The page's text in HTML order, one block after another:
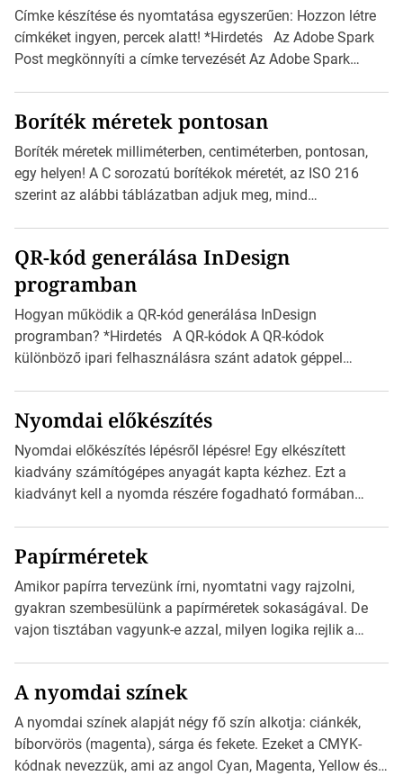
Címke készítése és nyomtatása egyszerűen: Hozzon létre
címkéket ingyen, percek alatt! *Hirdetés Az Adobe Spark
Post megkönnyíti a címke tervezését Az Adobe Spark
igazán foroghatnak a kreatív fogaskerekek, miközben
zajlik a saját címke készítése. Hogyan készítsünk címkét?
Válasszon méretet és alakot: Válassza ki a kívánt címke
méretét. Akár néhány […]
Boríték méretek pontosan
Boríték méretek milliméterben, centiméterben, pontosan,
egy helyen! A C sorozatú borítékok méretét, az ISO 216
szerint az alábbi táblázatban adjuk meg, mind
mutatja az A4-es papírlaphoz viszonyítva. Az amerikai és
észak-amerikai boríték méretére az ISO 216 nem
vonatkozik. Boríték méretének táblázata C0-tól […]
QR-kód generálása InDesign
programban
Hogyan működik a QR-kód generálása InDesign
programban? *Hirdetés A QR-kódok A QR-kódok
különböző ipari felhasználásra szánt adatok géppel
okostelefonjára telepíthet egy QR-kód-leolvasó
alkalmazást, ami leolvasni és dekódolni képes az URL-
információt és átirányítja a telefon böngészőjét a cég
weblapjára. A QR-kód beolvasása után a felhasználó
Nyomdai előkészítés
Nyomdai előkészítés lépésről lépésre! Egy elkészített
kiadvány számítógépes anyagát kapta kézhez. Ezt a
kiadványt kell a nyomda részére fogadható formában
Illustratorban készült vektorgrafika. *Hirdetés Minden
esetben konzultáljunk a nyomdával, mielőtt elkezdjük a
nyomdai előkészítést!Nehogy az elkészült munka után
derüljön ki, hogy valamit másképp kellett volna csinálni! […]
Papírméretek
Amikor papírra tervezünk írni, nyomtatni vagy rajzolni,
gyakran szembesülünk a papírméretek sokaságával. De
vajon tisztában vagyunk-e azzal, milyen logika rejlik a
*Hirdetés Ebben a cikkben a papírméretek izgalmas
világába kalauzolunk el téged, hogy jobban megértsd,
milyen szempontok alapján érdemes választanod a
jövőben. Bevezetés a papírméretek világába A […]
A nyomdai színek
A nyomdai színek alapját négy fő szín alkotja: ciánkék,
bíborvörös (magenta), sárga és fekete. Ezeket a CMYK-
kódnak nevezzük, ami az angol Cyan, Magenta, Yellow és